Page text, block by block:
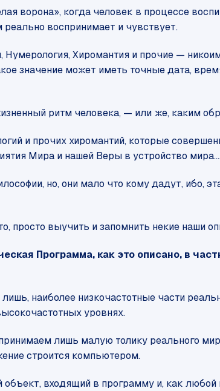
ворона», когда человек в процессе
воспринимает и чувствует.
Нумерология, Хиромантия и прочие —
значение может иметь точные дата,
ритм человека, — или же, каким
и прочих хиромантий, которые
Мира и нашей Веры в устройство
но, они мало что кому дадут, ибо,
просто выучить и запомнить некие наши
Программа, как это описано, в
наиболее низкочастотные части
уровнях.
лишь малую толику реального
строится компьютером.
входящий в программу и, как